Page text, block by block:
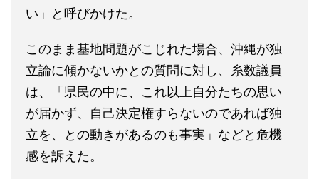
い」と呼びかけた。
このまま基地問題がこじれた場合、沖縄が独
立論に傾かないかとの質問に対し、糸数議員
は、「県民の中に、これ以上自分たちの思い
が届かず、自己決定権すらないのであれば独
立を、との動きがあるのも事実」などと危機
感を訴えた。